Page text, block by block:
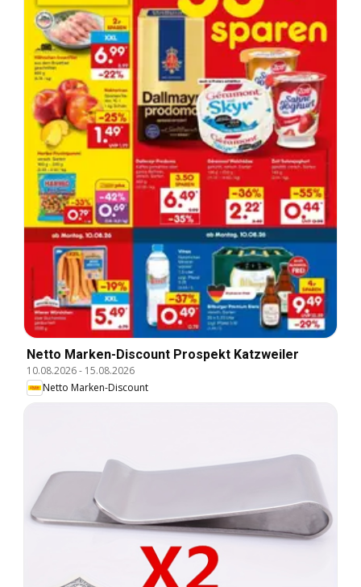
Netto Marken-Discount Prospekt Katzweiler
10.08.2026- 15.08.2026
Netto Marken-Discount